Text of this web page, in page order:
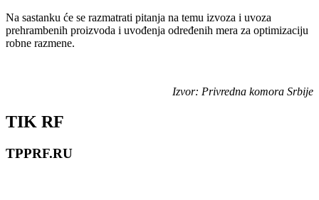
Na sastanku će se razmatrati pitanja na temu izvoza i uvoza
prehrambenih proizvoda i uvođenja određenih mera za optimizaciju
robne razmene.
Izvor: Privredna komora Srbijе
TIK RF
TPPRF.RU